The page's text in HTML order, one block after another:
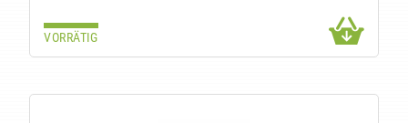
VORRÄTIG